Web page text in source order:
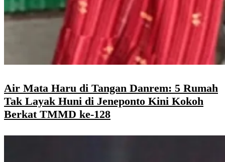
Air Mata Haru di Tangan Danrem: 5 Rumah
Tak Layak Huni di Jeneponto Kini Kokoh
Berkat TMMD ke-128